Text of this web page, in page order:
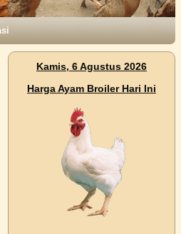
Kamis, 6 Agustus 2026
Harga Ayam Broiler Hari Ini